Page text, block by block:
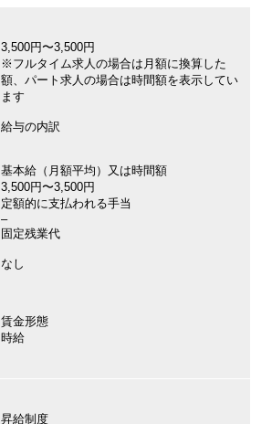
3,500円〜3,500円
※フルタイム求人の場合は月額に換算した
額、パート求人の場合は時間額を表示してい
ます
給与の内訳
基本給（月額平均）又は時間額
3,500円〜3,500円
定額的に支払われる手当
–
固定残業代
なし
賃金形態
時給
昇給制度